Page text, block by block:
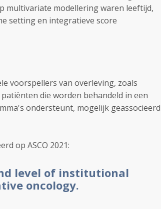
multivariate modellering waren leeftijd,
setting en integratieve score
voorspellers van overleving, zoals
die worden behandeld in een
ondersteunt, mogelijk geassocieerd
op ASCO 2021:
level of institutional
oncology.